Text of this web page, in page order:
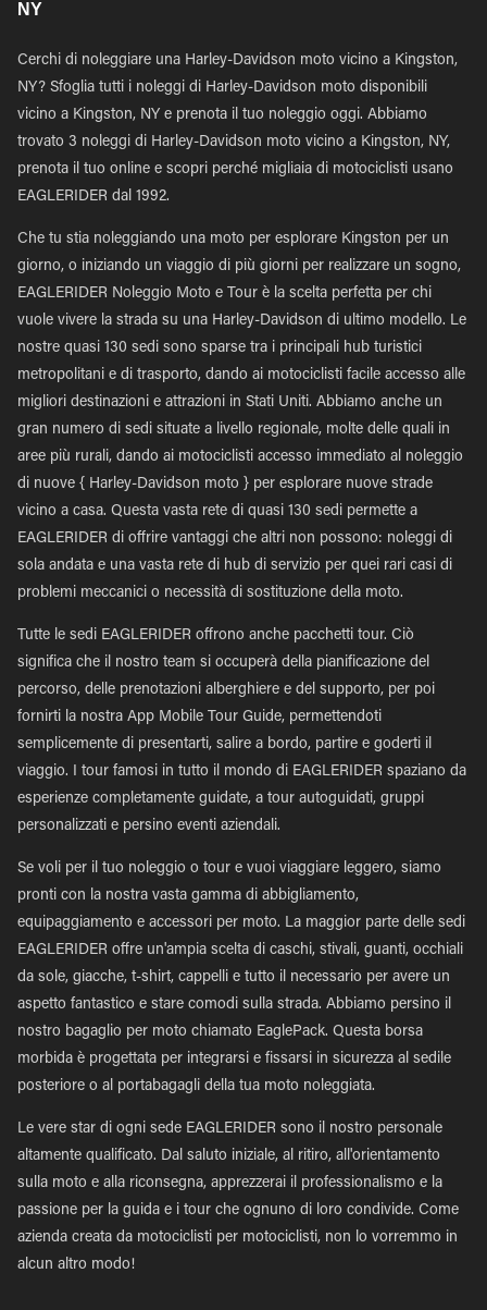
NY
Cerchi di noleggiare una Harley-Davidson moto vicino a Kingston,
NY? Sfoglia tutti i noleggi di Harley-Davidson moto disponibili
vicino a Kingston, NY e prenota il tuo noleggio oggi. Abbiamo
trovato 3 noleggi di Harley-Davidson moto vicino a Kingston, NY,
prenota il tuo online e scopri perché migliaia di motociclisti usano
EAGLERIDER dal 1992.
Che tu stia noleggiando una moto per esplorare Kingston per un
giorno, o iniziando un viaggio di più giorni per realizzare un sogno,
EAGLERIDER Noleggio Moto e Tour è la scelta perfetta per chi
vuole vivere la strada su una Harley-Davidson di ultimo modello. Le
nostre quasi 130 sedi sono sparse tra i principali hub turistici
metropolitani e di trasporto, dando ai motociclisti facile accesso alle
migliori destinazioni e attrazioni in Stati Uniti. Abbiamo anche un
gran numero di sedi situate a livello regionale, molte delle quali in
aree più rurali, dando ai motociclisti accesso immediato al noleggio
di nuove { Harley-Davidson moto } per esplorare nuove strade
vicino a casa. Questa vasta rete di quasi 130 sedi permette a
EAGLERIDER di offrire vantaggi che altri non possono: noleggi di
sola andata e una vasta rete di hub di servizio per quei rari casi di
problemi meccanici o necessità di sostituzione della moto.
Tutte le sedi EAGLERIDER offrono anche pacchetti tour. Ciò
significa che il nostro team si occuperà della pianificazione del
percorso, delle prenotazioni alberghiere e del supporto, per poi
fornirti la nostra App Mobile Tour Guide, permettendoti
semplicemente di presentarti, salire a bordo, partire e goderti il
viaggio. I tour famosi in tutto il mondo di EAGLERIDER spaziano da
esperienze completamente guidate, a tour autoguidati, gruppi
personalizzati e persino eventi aziendali.
Se voli per il tuo noleggio o tour e vuoi viaggiare leggero, siamo
pronti con la nostra vasta gamma di abbigliamento,
equipaggiamento e accessori per moto. La maggior parte delle sedi
EAGLERIDER offre un'ampia scelta di caschi, stivali, guanti, occhiali
da sole, giacche, t-shirt, cappelli e tutto il necessario per avere un
aspetto fantastico e stare comodi sulla strada. Abbiamo persino il
nostro bagaglio per moto chiamato EaglePack. Questa borsa
morbida è progettata per integrarsi e fissarsi in sicurezza al sedile
posteriore o al portabagagli della tua moto noleggiata.
Le vere star di ogni sede EAGLERIDER sono il nostro personale
altamente qualificato. Dal saluto iniziale, al ritiro, all'orientamento
sulla moto e alla riconsegna, apprezzerai il professionalismo e la
passione per la guida e i tour che ognuno di loro condivide. Come
azienda creata da motociclisti per motociclisti, non lo vorremmo in
alcun altro modo!